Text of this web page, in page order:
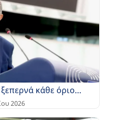
κάθε όριο…
2026